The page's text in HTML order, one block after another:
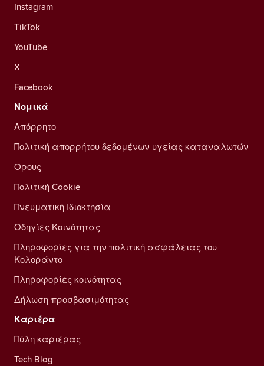
Instagram
TikTok
YouTube
X
Facebook
Νομικά
Απόρρητο
Πολιτική απορρήτου δεδομένων υγείας καταναλωτών
Όρους
Πολιτική Cookie
Πνευματική Ιδιοκτησία
Οδηγίες Κοινότητας
Πληροφορίες για την πολιτική ασφάλειας του
Κολοράντο
Πληροφορίες κοινότητας
Δήλωση προσβασιμότητας
Καριέρα
Πύλη καριέρας
Tech Blog